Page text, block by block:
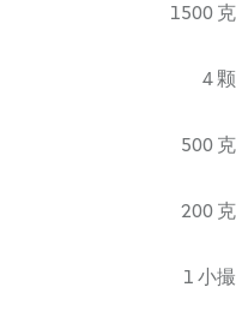
1500 克
4 颗
500 克
200 克
1 小撮